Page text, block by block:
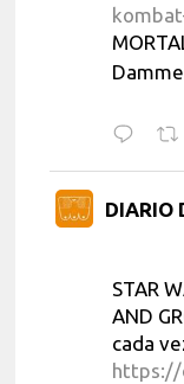
DIARIO
STAR
AND
cada
https://